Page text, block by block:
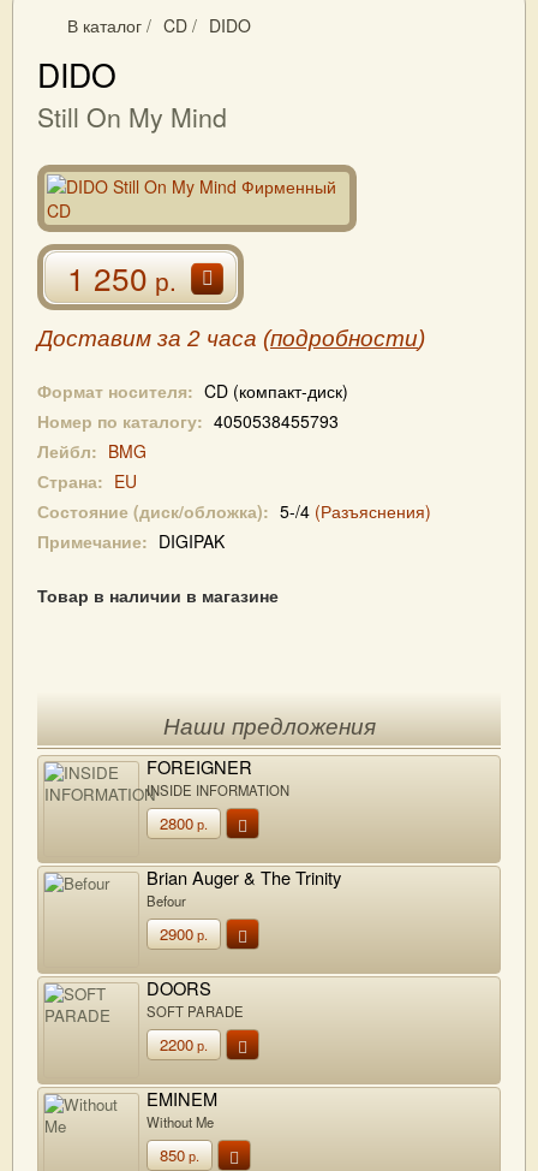
В каталог / CD / DIDO
DIDO
Still On My Mind
1 250р.
Доставим за 2 часа (подробности)
Формат носителя: CD (компакт-диск)
Номер по каталогу: 4050538455793
Лейбл: BMG
Страна: EU
Состояние (диск/обложка): 5-/4 (Разъяснения)
Примечание: DIGIPAK
Товар в наличии в магазине
Наши предложения
FOREIGNER
INSIDE INFORMATION
2800р.
Brian Auger & The Trinity
Befour
2900р.
DOORS
SOFT PARADE
2200р.
EMINEM
Without Me
850р.